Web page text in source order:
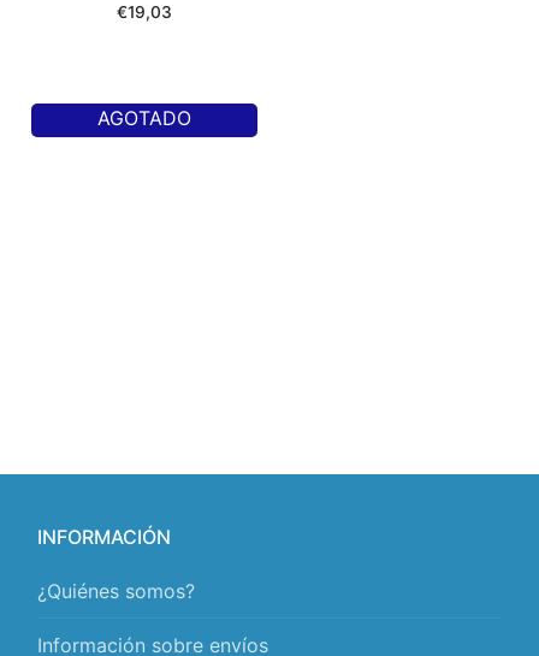
€19,03
AGOTADO
INFORMACIÓN
¿Quiénes somos?
Información sobre envíos